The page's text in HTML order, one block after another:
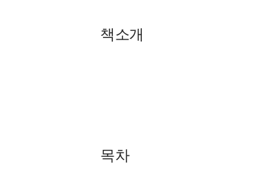
책소개
목차